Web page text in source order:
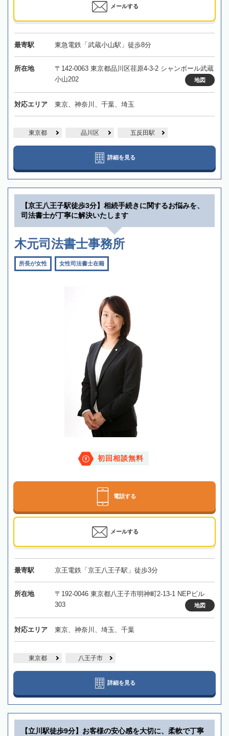
メールする
最寄駅 東急電鉄「武蔵小山駅」徒歩8分
所在地
〒142-0063 東京都品川区荏原4-3-2 シャンボール武蔵
小山202
地図
対応エリア 東京、神奈川、千葉、埼玉
東京都 品川区 五反田駅
詳細を見る
【京王八王子駅徒歩3分】相続手続きに関するお悩みを、
司法書士が丁寧に解決いたします
木元司法書士事務所
所長が女性 女性司法書士在籍
初回相談無料
電話する
メールする
最寄駅 京王電鉄「京王八王子駅」徒歩3分
所在地
〒192-0046 東京都八王子市明神町2-13-1 NEPビル
303
地図
対応エリア 東京、神奈川、埼玉、千葉
東京都 八王子市
詳細を見る
【立川駅徒歩9分】お客様の安心感を大切に、柔軟で丁寧